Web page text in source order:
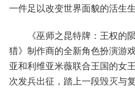
一件足以改变世界面貌的活生生
《巫师之昆特牌：王权的
猎》制作商的全新角色扮演游
亚和利维亚米薇联合王国的女
次发兵出征，踏上一段毁灭与